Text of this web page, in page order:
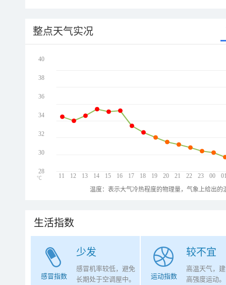
整点天气实况
11 12 13 14 15 16 17 18 19 20 21 22 23 00
40
38
36
34
32
30
28
℃
温度：表示大气冷热程度的物理量，气象上给出
生活指数
少发
感冒指数
感冒机率较低，避免
长期处于空调屋中。
较不宜
运动指数
高温天气，
高强度运动。